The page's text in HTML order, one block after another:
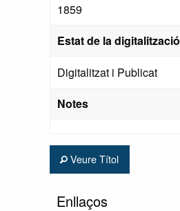
1859
Estat de la digitalització
Digitalitzat i Publicat
Notes
Veure Títol
Enllaços